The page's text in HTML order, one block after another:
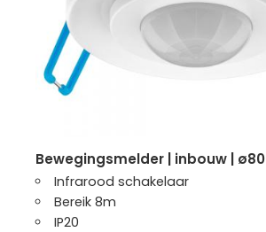
bewegingsmelder | inbouw | ø80
Infrarood schakelaar
Bereik 8m
IP20